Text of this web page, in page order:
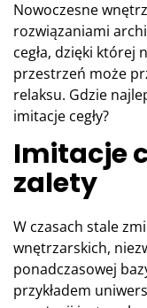
Nowoczesne
rozwiązaniami
cegła, dzięki której
przestrzeń może
relaksu. Gdzie
imitacje cegły?
Imitacje
zalety
W czasach stale
wnętrzarskich,
ponadczasowej
przykładem